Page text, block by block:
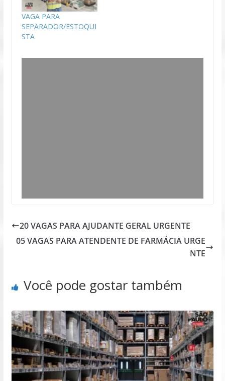
VAGA PARA
SEPARADOR/ESTOQUI
STA
20 VAGAS PARA AJUDANTE GERAL URGENTE
05 VAGAS PARA ATENDENTE DE FARMÁCIA URGE
NTE
Você pode gostar também